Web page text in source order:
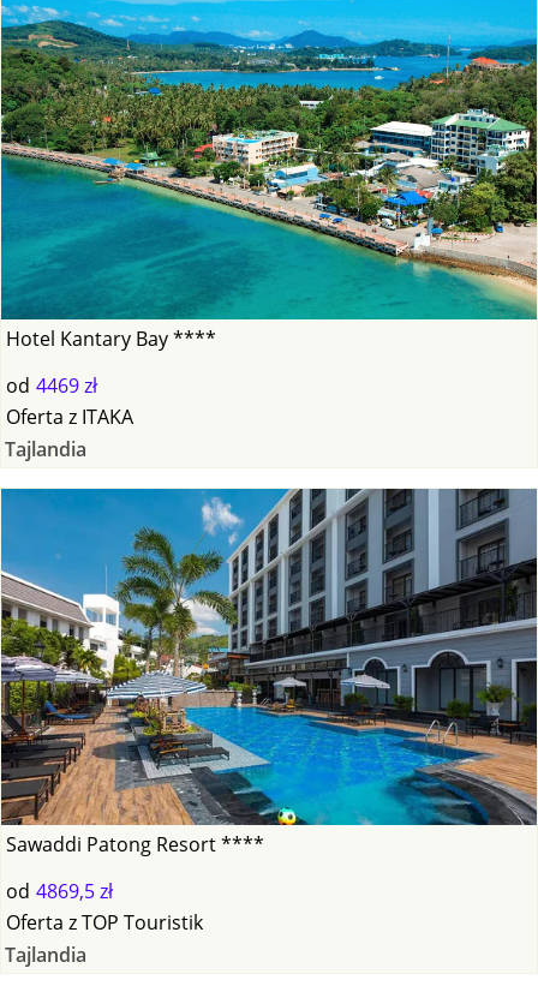
Hotel Kantary Bay ****
od 4469 zł
Oferta z ITAKA
Tajlandia
Sawaddi Patong Resort ****
od 4869,5 zł
Oferta zTOP Touristik
Tajlandia